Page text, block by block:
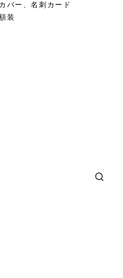
バー、名刺カード
装